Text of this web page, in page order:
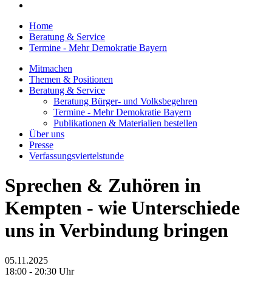
Home
Beratung & Service
Termine - Mehr Demokratie Bayern
Mitmachen
Themen & Positionen
Beratung & Service
Beratung Bürger- und Volksbegehren
Termine - Mehr Demokratie Bayern
Publikationen & Materialien bestellen
Über uns
Presse
Verfassungsviertelstunde
Sprechen & Zuhören in
Kempten - wie Unterschiede
uns in Verbindung bringen
05.11.2025
18:00 - 20:30 Uhr